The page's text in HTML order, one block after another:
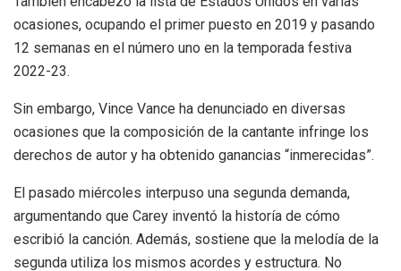
ocasiones, ocupando el primer puesto en 2019 y pasando
12 semanas en el número uno en la temporada festiva
2022-23.
Sin embargo, Vince Vance ha denunciado en diversas
ocasiones que la composición de la cantante infringe los
derechos de autor y ha obtenido ganancias “inmerecidas”.
El pasado miércoles interpuso una segunda demanda,
argumentando que Carey inventó la historía de cómo
escribió la canción. Además, sostiene que la melodía de la
segunda utiliza los mismos acordes y estructura. No